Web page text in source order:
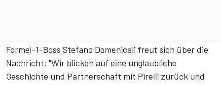
Formel-1-Boss Stefano Domenicali freut sich über die
Nachricht: "Wir blicken auf eine unglaubliche
Geschichte und Partnerschaft mit Pirelli zurück und